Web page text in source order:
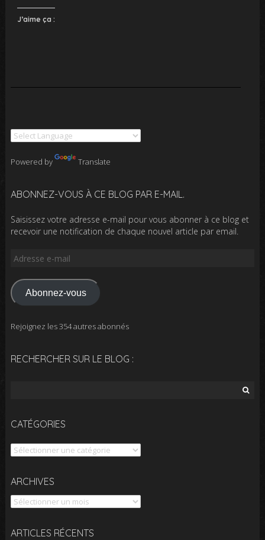
J’aime ça :
Powered by Translate
ABONNEZ-VOUS À CE BLOG PAR E-MAIL.
Saisissez votre adresse e-mail pour vous abonner à ce blog et
recevoir une notification de chaque nouvel article par email.
Adresse
mail
Abonnez-vous
Rejoignez les 354 autres abonnés
RECHERCHER SUR LE BLOG :
CATÉGORIES
Catégories
ARCHIVES
Archives
ARTICLES RÉCENTS